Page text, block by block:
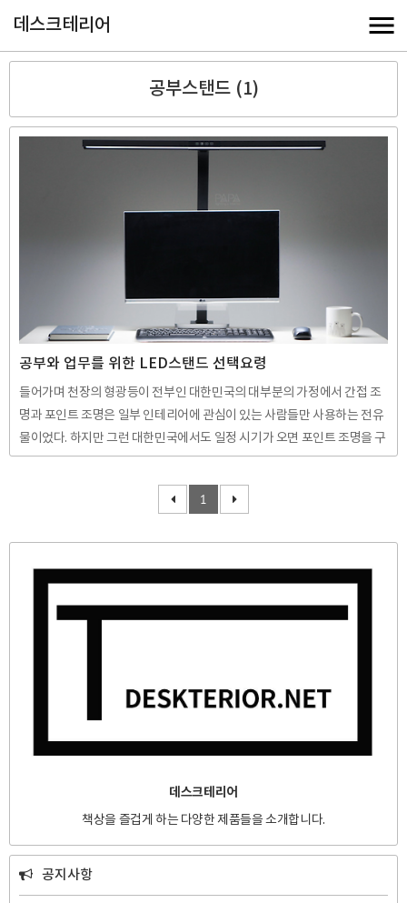
데스크테리어
공부스탠드 (1)
공부와 업무를 위한 LED스탠드 선택요령
들어가며 천장의 형광등이 전부인 대한민국의 대부분의 가정에서 간접 조
명과 포인트 조명은 일부 인테리어에 관심이 있는 사람들만 사용하는 전유
물이었다. 하지만 그런 대한민국에서도 일정 시기가 오면 포인트 조명을 구
입하는 시기가 오니, 바로 자녀들의 입학 시즌이다. 공부를 위해서 포인트
조명- LED스탠드를 사용해 본 기억이 있는 사람이라면 LED 스탠드가 쓸
모있었음을 인정할 것이다. LED 스탠드는 꾸준히 더 나은방향으로 진화하
1
데스크테리어
책상을 즐겁게 하는 다양한 제품들을 소개합니다.
공지사항